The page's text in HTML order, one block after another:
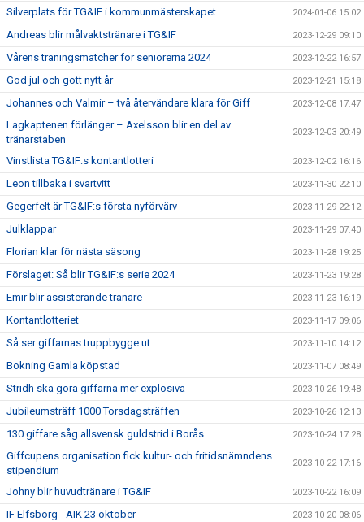
Silverplats för TG&IF i kommunmästerskapet 2024-01-06 15:02
Andreas blir målvaktstränare i TG&IF 2023-12-29 09:10
Vårens träningsmatcher för seniorerna 2024 2023-12-22 16:57
God jul och gott nytt år 2023-12-21 15:18
Johannes och Valmir – två återvändare klara för Giff 2023-12-08 17:47
Lagkaptenen förlänger – Axelsson blir en del av
tränarstaben
2023-12-03 20:49
Vinstlista TG&IF:s kontantlotteri 2023-12-02 16:16
Leon tillbaka i svartvitt 2023-11-30 22:10
Gegerfelt är TG&IF:s första nyförvärv 2023-11-29 22:12
Julklappar 2023-11-29 07:40
Florian klar för nästa säsong 2023-11-28 19:25
Förslaget: Så blir TG&IF:s serie 2024 2023-11-23 19:28
Emir blir assisterande tränare 2023-11-23 16:19
Kontantlotteriet 2023-11-17 09:06
Så ser giffarnas truppbygge ut 2023-11-10 14:12
Bokning Gamla köpstad 2023-11-07 08:49
Stridh ska göra giffarna mer explosiva 2023-10-26 19:48
Jubileumsträff 1000 Torsdagsträffen 2023-10-26 12:13
130 giffare såg allsvensk guldstrid i Borås 2023-10-24 17:28
Giffcupens organisation fick kultur- och fritidsnämndens
stipendium
2023-10-22 17:16
Johny blir huvudtränare i TG&IF 2023-10-22 16:09
IF Elfsborg - AIK 23 oktober 2023-10-20 08:06